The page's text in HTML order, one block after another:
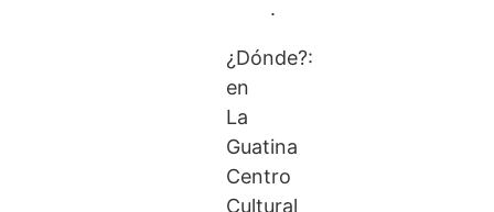
.
¿Dónde?:
en
La
Guatina
Centro
Cultural